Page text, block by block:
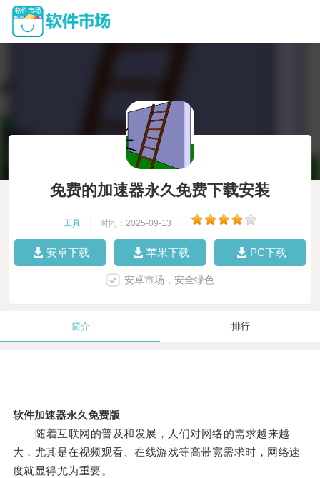
免费的加速器永久免费下载安装
工具 时间：2025-09-13
安卓下载 苹果下载 PC下载
安卓市场，安全绿色
简介 排行
软件加速器永久免费版
随着互联网的普及和发展，人们对网络的需求越来越
大，尤其是在视频观看、在线游戏等高带宽需求时，网络速
度就显得尤为重要。